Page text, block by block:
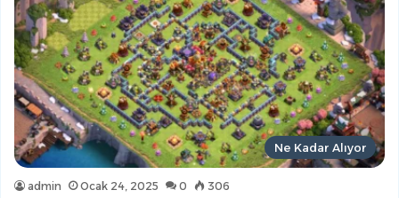
Ne Kadar Alıyor
admin Ocak 24, 2025 0 306